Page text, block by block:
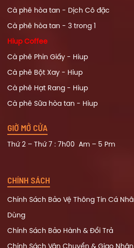
Cà phê hòa tan - Dịch Cô đặc
Cà phê hòa tan - 3 trong 1
Hiup Coffee
Cà phê Phin Giấy - Hiup
Cà phê Bột Xay - Hiup
Cà phê Hạt Rang - Hiup
Cà phê Sữa hòa tan - Hiup
GIỜ MỞ CỬA
Thứ 2 – Thứ 7 : 7h00 Am – 5 Pm
CHÍNH SÁCH
Chính Sách Bảo Vệ Thông Tin Cá
Dùng
Chính Sách Bảo Hành & Đổi Trả